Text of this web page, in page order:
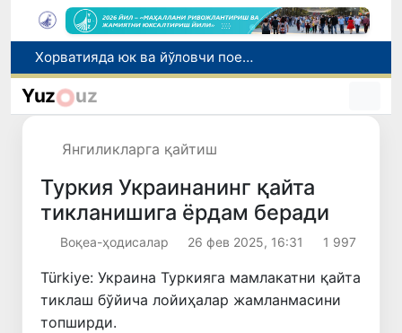
Бозор хизматларининг 40 фоиздан ортиғи пойтахт ҳиссасига тўғри келмоқда
“Мен таниган Ўзбекистон!”
Yuz uz
Янгиликларга қайтиш
Туркия Украинанинг қайта
тикланишига ёрдам беради
Воқеа-ҳодисалар 26 фев 2025, 16:31 1 997
Türkiye: Украина Туркияга мамлакатни қайта
тиклаш бўйича лойиҳалар жамланмасини
топширди.